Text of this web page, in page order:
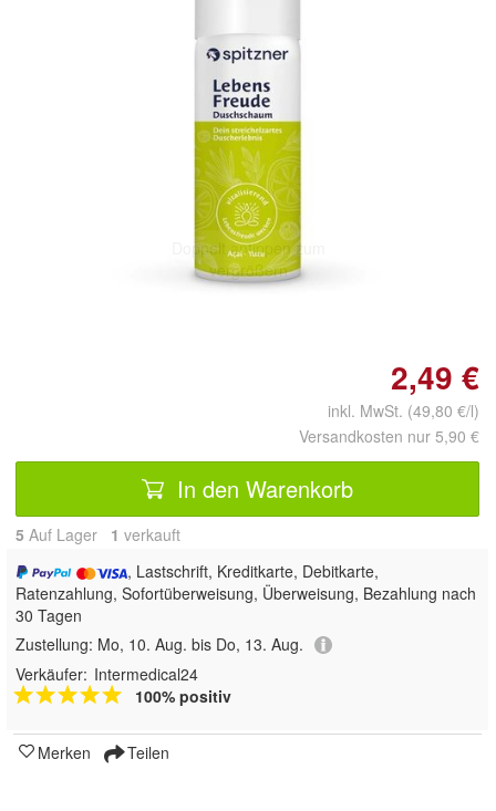
Doppelt antippen zum
vergrößern
2,49 €
inkl. MwSt. (49,80 €/l)
Versandkosten nur 5,90 €
In den Warenkorb
5 Auf Lager 1 verkauft
, Lastschrift, Kreditkarte, Debitkarte,
Ratenzahlung, Sofortüberweisung, Überweisung, Bezahlung nach
30 Tagen
Zustellung: Mo, 10. Aug. bis Do, 13. Aug.
Verkäufer: Intermedical24
100% positiv
Merken Teilen